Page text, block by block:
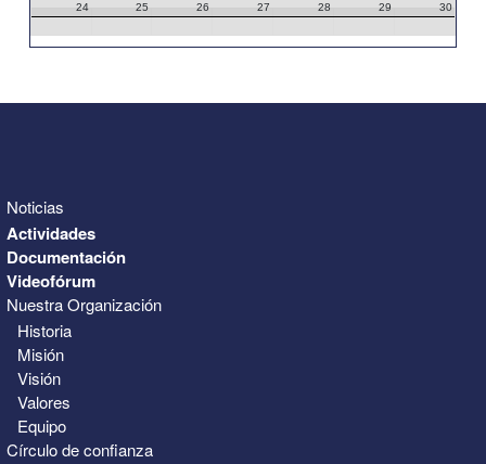
24 25 26 27 28 29 30
Noticias
Actividades
Documentación
Videofórum
Nuestra Organización
Historia
Misión
Visión
Valores
Equipo
Círculo de confianza